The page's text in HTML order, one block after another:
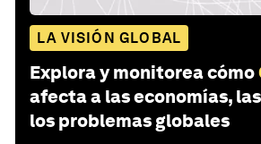
LA VISIÓN GLOBAL
Explora y monitorea cómo
afecta a las economías,
los problemas globales